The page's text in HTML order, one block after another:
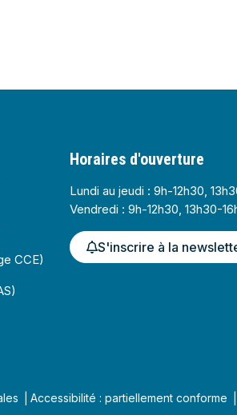
CCE)
Horaires d'ouverture
Lundi au jeudi : 9h-12h30,
Vendredi : 9h-12h30, 13h30-
S'inscrire à la
Accessibilité : partiellement conforme